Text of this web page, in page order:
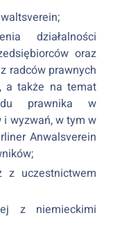
działalności
oraz
radców prawnych
a także na temat
prawnika w
wyzwań, w tym w
Anwalsverein
z uczestnictwem
z niemieckimi